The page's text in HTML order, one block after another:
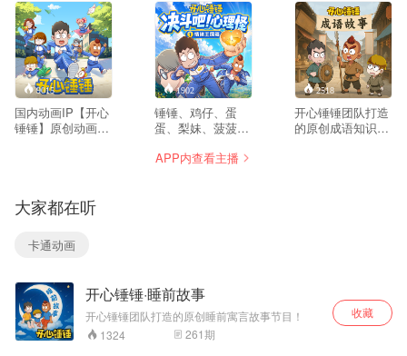
9015
国内动画IP【开心
锤锤】原创动画视
1902
锤锤、鸡仔、蛋
蛋、梨妹、菠菠、
——八个少年在一
力量的“心理怪”，
它们封印精灵、霸
占村庄，把好端端
的王国搅成了一锅
2518
开心锤锤团队打造
的原创成语知识故
APP内查看主播
大家都在听
卡通动画
开心锤锤·睡前故事
开心锤锤团队打造的原创睡前寓言故事节目！
1324
261期
收藏